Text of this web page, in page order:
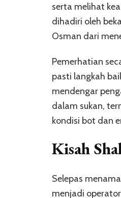
serta melihat
dihadiri oleh
Osman dari
Pemerhatian
pasti langkah
mendengar
dalam sukan,
kondisi bot dan
Kisah
Selepas
menjadi